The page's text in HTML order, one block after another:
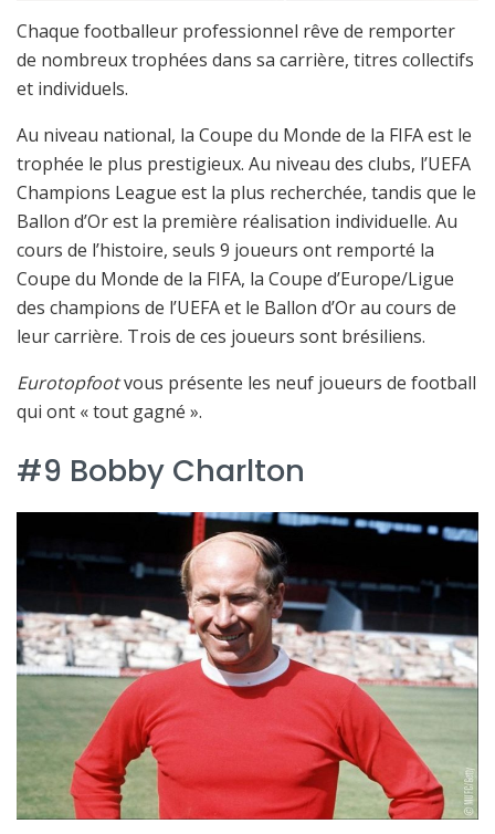
Chaque footballeur professionnel rêve de remporter
de nombreux trophées dans sa carrière, titres collectifs
et individuels.
Au niveau national, la Coupe du Monde de la FIFA est le
trophée le plus prestigieux. Au niveau des clubs, l’UEFA
Champions League est la plus recherchée, tandis que le
Ballon d’Or est la première réalisation individuelle. Au
cours de l’histoire, seuls 9 joueurs ont remporté la
Coupe du Monde de la FIFA, la Coupe d’Europe/Ligue
des champions de l’UEFA et le Ballon d’Or au cours de
leur carrière. Trois de ces joueurs sont brésiliens.
Eurotopfootvous présente les neuf joueurs de football
qui ont « tout gagné ».
#9 Bobby Charlton